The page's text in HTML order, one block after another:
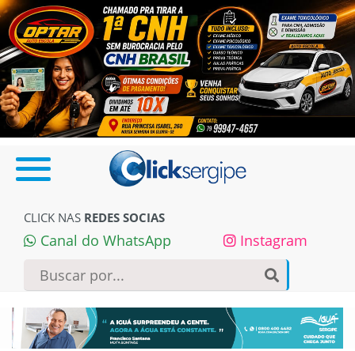
CLICK NAS REDES SOCIAS
Canal do WhatsApp Instagram